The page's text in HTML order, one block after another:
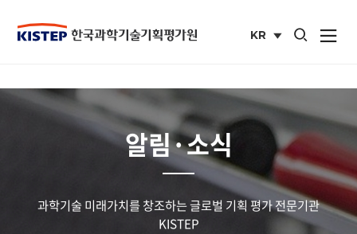
KR
통합검색 열기
사이트맵
알림·소식
과학기술 미래가치를 창조하는 글로벌 기획 평가 전문기관
KISTEP